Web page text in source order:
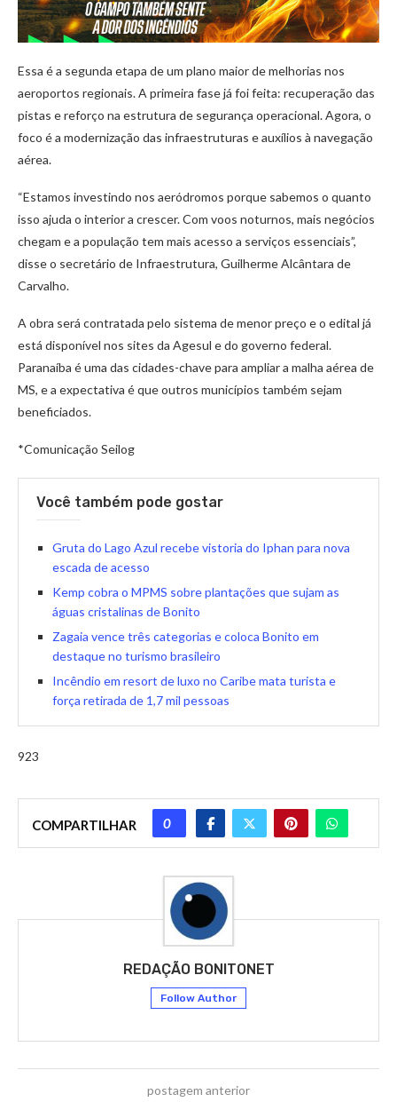
Essa é a segunda etapa de um plano maior de melhorias nos
aeroportos regionais. A primeira fase já foi feita: recuperação das
pistas e reforço na estrutura de segurança operacional. Agora, o
foco é a modernização das infraestruturas e auxílios à navegação
aérea.
“Estamos investindo nos aeródromos porque sabemos o quanto
isso ajuda o interior a crescer. Com voos noturnos, mais negócios
chegam e a população tem mais acesso a serviços essenciais”,
disse o secretário de Infraestrutura, Guilherme Alcântara de
Carvalho.
A obra será contratada pelo sistema de menor preço e o edital já
está disponível nos sites da Agesul e do governo federal.
Paranaíba é uma das cidades-chave para ampliar a malha aérea de
MS, e a expectativa é que outros municípios também sejam
beneficiados.
*Comunicação Seilog
Você também pode gostar
Gruta do Lago Azul recebe vistoria do Iphan para nova
escada de acesso
Kemp cobra o MPMS sobre plantações que sujam as
águas cristalinas de Bonito
Zagaia vence três categorias e coloca Bonito em
destaque no turismo brasileiro
Incêndio em resort de luxo no Caribe mata turista e
força retirada de 1,7 mil pessoas
923
COMPARTILHAR 0
REDAÇÃO BONITONET
Follow Author
postagem anterior